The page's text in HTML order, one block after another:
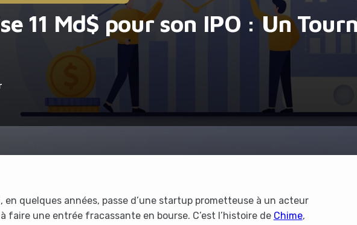
11 Md$ pour son IPO : Un
en quelques années, passe d’une startup prometteuse à un acteur
faire une entrée fracassante en bourse. C’est l’histoire de Chime,